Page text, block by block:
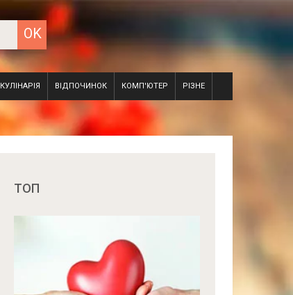
КУЛІНАРІЯ ВІДПОЧИНОК КОМП'ЮТЕР РІЗНЕ
ТОП